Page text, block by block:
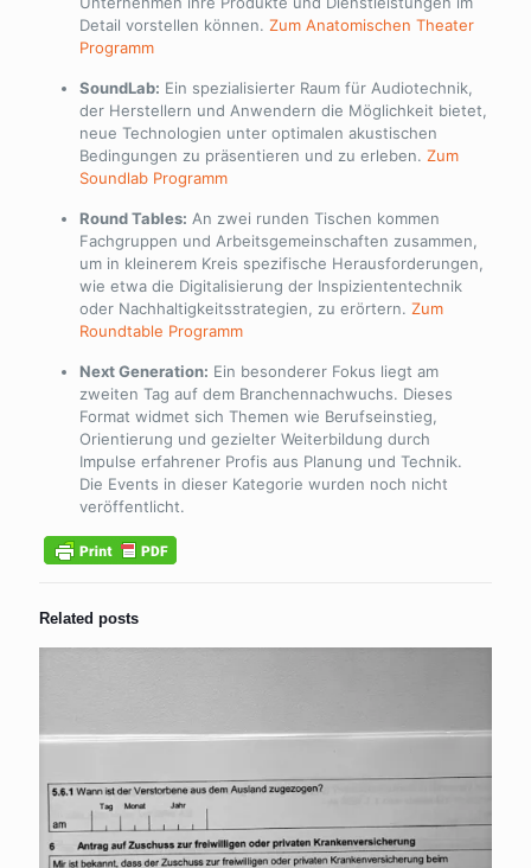
Detail vorstellen können. Zum Anatomischen Theater
Programm
SoundLab: Ein spezialisierter Raum für Audiotechnik,
der Herstellern und Anwendern die Möglichkeit bietet,
neue Technologien unter optimalen akustischen
Bedingungen zu präsentieren und zu erleben. Zum
Soundlab Programm
Round Tables: An zwei runden Tischen kommen
Fachgruppen und Arbeitsgemeinschaften zusammen,
um in kleinerem Kreis spezifische Herausforderungen,
wie etwa die Digitalisierung der Inspiziententechnik
oder Nachhaltigkeitsstrategien, zu erörtern. Zum
Roundtable Programm
Next Generation: Ein besonderer Fokus liegt am
zweiten Tag auf dem Branchennachwuchs. Dieses
Format widmet sich Themen wie Berufseinstieg,
Orientierung und gezielter Weiterbildung durch
Impulse erfahrener Profis aus Planung und Technik.
Die Events in dieser Kategorie wurden noch nicht
veröffentlicht.
Related posts